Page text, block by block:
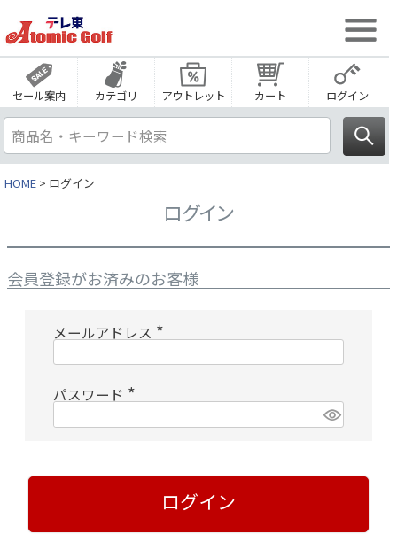
セール案内 カテゴリ アウトレット カート ログイン
HOME ログイン
ログイン
会員登録がお済みのお客様
メールアドレス
(
必
パスワード
(
ログイン